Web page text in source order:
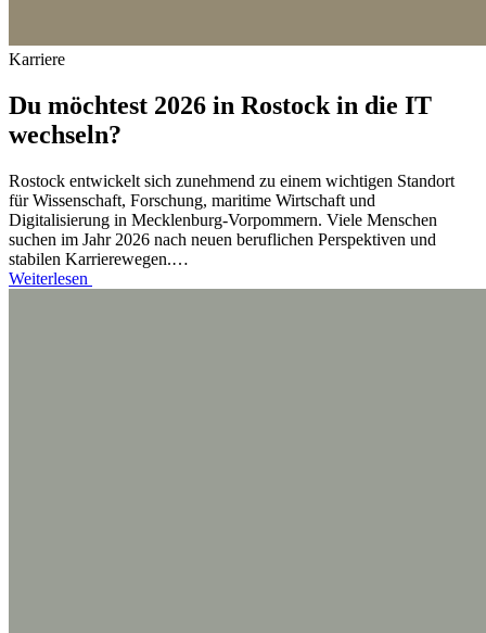
Karriere
Du möchtest 2026 in Rostock in die IT
wechseln?
Rostock entwickelt sich zunehmend zu einem wichtigen Standort
für Wissenschaft, Forschung, maritime Wirtschaft und
Digitalisierung in Mecklenburg-Vorpommern. Viele Menschen
suchen im Jahr 2026 nach neuen beruflichen Perspektiven und
stabilen Karrierewegen.…
Weiterlesen